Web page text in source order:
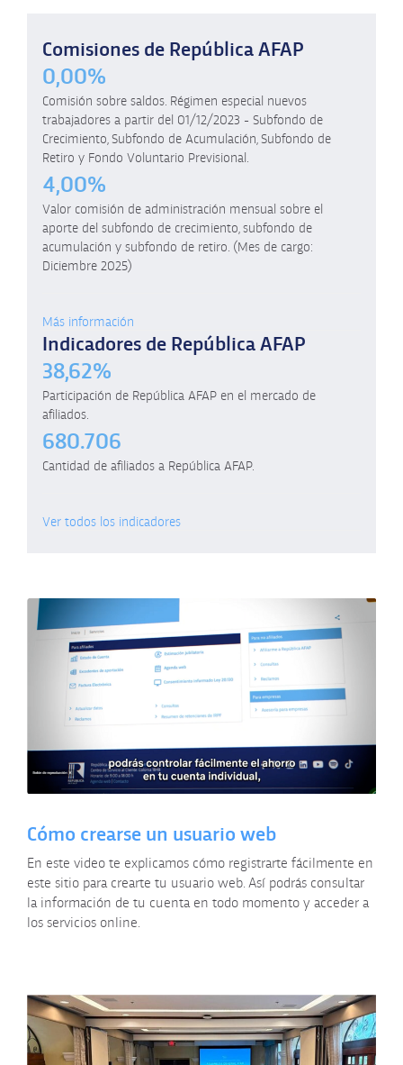
Comisiones de República AFAP
0,00%
Comisión sobre saldos. Régimen especial nuevos
trabajadores a partir del 01/12/2023 - Subfondo de
Crecimiento, Subfondo de Acumulación, Subfondo de
Retiro y Fondo Voluntario Previsional.
4,00%
Valor comisión de administración mensual sobre el
aporte del subfondo de crecimiento, subfondo de
acumulación y subfondo de retiro. (Mes de cargo:
Diciembre 2025)
Más información
Indicadores de República AFAP
38,62%
Participación de República AFAP en el mercado de
afiliados.
680.706
Cantidad de afiliados a República AFAP.
Ver todos los indicadores
Cómo crearse un usuario web
En este video te explicamos cómo registrarte fácilmente en
este sitio para crearte tu usuario web. Así podrás consultar
la información de tu cuenta en todo momento y acceder a
los servicios online.